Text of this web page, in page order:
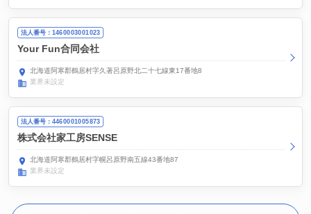
法人番号：1460003001023
Your Fun合同会社
北海道阿寒郡鶴居村字久著呂原野北二十七線東17番地8
業界未設定
法人番号：4460001005873
株式会社家工房SENSE
北海道阿寒郡鶴居村字幌呂原野南五線43番地87
業界未設定